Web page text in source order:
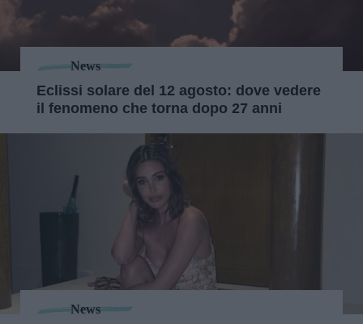
News
Eclissi solare del 12 agosto: dove vedere
il fenomeno che torna dopo 27 anni
News